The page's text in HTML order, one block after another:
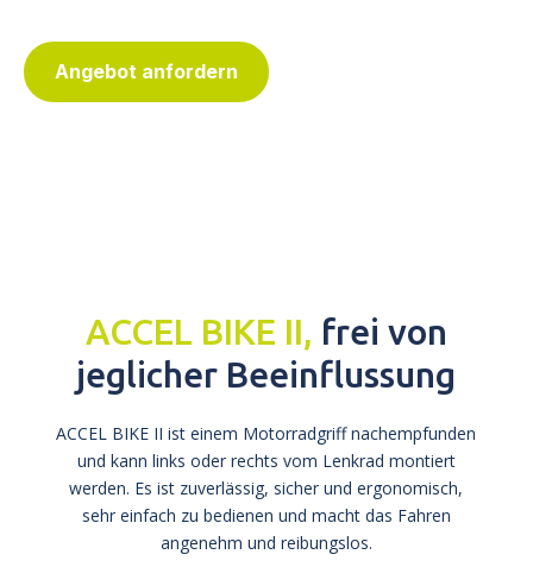
Angebot anfordern
ACCEL BIKE II, frei von
jeglicher Beeinflussung
ACCEL BIKE II ist einem Motorradgriff nachempfunden
und kann links oder rechts vom Lenkrad montiert
werden. Es ist zuverlässig, sicher und ergonomisch,
sehr einfach zu bedienen und macht das Fahren
angenehm und reibungslos.